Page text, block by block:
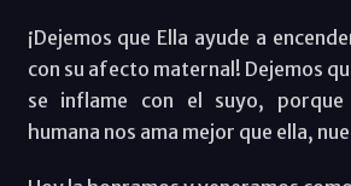
¡Dejemos que Ella ayude a
con su afecto maternal! Dejemos
se inflame con el suyo, porque
humana nos ama mejor que ella,